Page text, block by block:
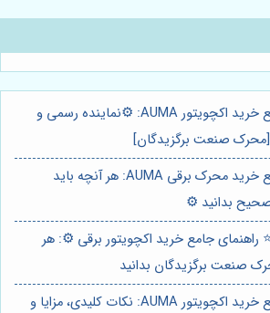
⭐️ راهنمای جامع خرید اکچویتور AUMA: ⚙️نماینده رسمی و
[محرک صنعت برگزیدگان]
⭐️ راهنمای جامع خرید محرک برقی AUMA: هر آنچه باید
صحیح بدانید ⚙️
راهنمای جامع خرید اکچویتور برقی ⚙️: هر
صنعت برگزیدگان بدانید
⭐️ راهنمای جامع خرید اکچویتور AUMA: نکات کلیدی، مزایا و